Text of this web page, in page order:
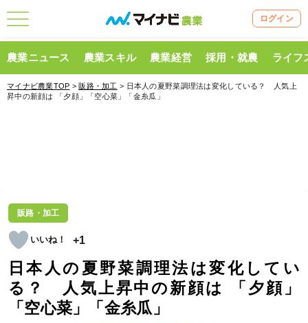
ログイン
農業ニュース 農業スキル 農業経営 採用・就農 ライフ
マイナビ農業TOP >販路・加工 > 日本人の夏野菜調理法は変化している？ 人気上
昇中の新顔は 「夕顔」「空心菜」「金糸瓜」
販路・加工
+1
日本人の夏野菜調理法は変化してい
る？ 人気上昇中の新顔は 「夕顔」
「空心菜」「金糸瓜」